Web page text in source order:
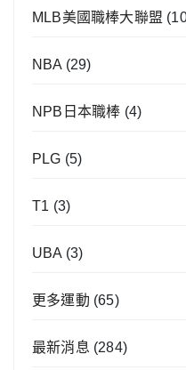
MLB美國職棒大聯盟
NBA (29)
NPB日本職棒 (4)
PLG (5)
T1 (3)
UBA (3)
更多運動 (65)
最新消息 (284)